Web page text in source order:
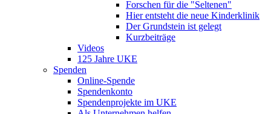
Forschen für die "Seltenen"
Hier entsteht die neue Kinderklinik
Der Grundstein ist gelegt
Kurzbeiträge
Videos
125 Jahre UKE
Spenden
Online-Spende
Spendenkonto
Spendenprojekte im UKE